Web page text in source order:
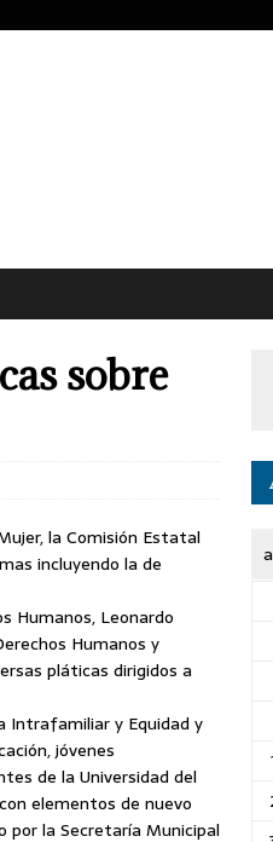
sobre
la Comisión Estatal
incluyendo la de
Humanos, Leonardo
Humanos y
pláticas dirigidos a
Intrafamiliar y Equidad y
jóvenes
de la Universidad del
elementos de nuevo
la Secretaría Municipal